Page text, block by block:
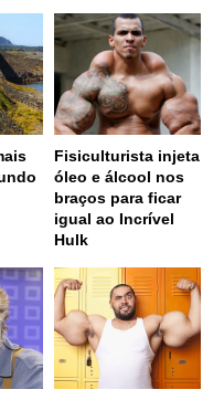
Fisiculturista injeta
óleo e álcool nos
braços para ficar
igual ao Incrível
Hulk